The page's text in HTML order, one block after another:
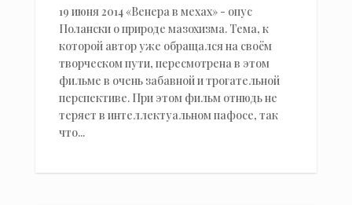
19 июня 2014 «Венера в мехах» - опус
Полански о природе мазохизма. Тема, к
которой автор уже обращался на своём
творческом пути, пересмотрена в этом
фильме в очень забавной и трогательной
перспективе. При этом фильм отнюдь не
теряет в интеллектуальном пафосе, так
что...